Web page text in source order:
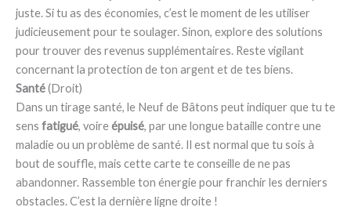
juste. Si tu as des économies, c’est le moment de les utiliser
judicieusement pour te soulager. Sinon, explore des solutions
pour trouver des revenus supplémentaires. Reste vigilant
concernant la protection de ton argent et de tes biens.
Santé(Droit)
Dans un tirage santé, le Neuf de Bâtons peut indiquer que tu te
sens fatigué, voireépuisé, par une longue bataille contre une
maladie ou un problème de santé. Il est normal que tu sois à
bout de souffle, mais cette carte te conseille de ne pas
abandonner. Rassemble ton énergie pour franchir les derniers
obstacles. C’est la dernière ligne droite !